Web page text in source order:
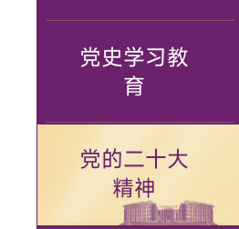
党史学习教
育
党的二十大
精神